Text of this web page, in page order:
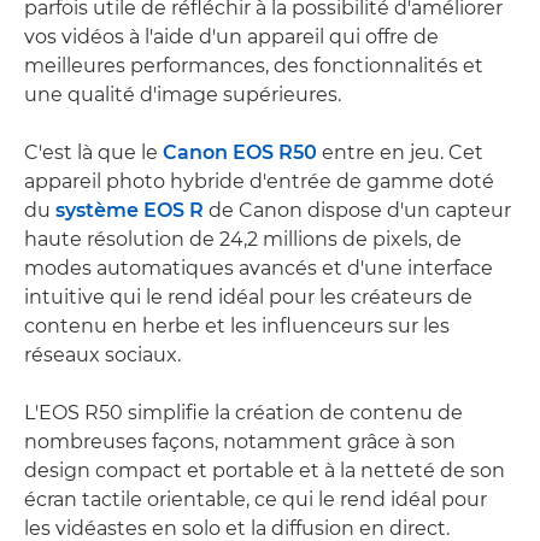
parfois utile de réfléchir à la possibilité d'améliorer
vos vidéos à l'aide d'un appareil qui offre de
meilleures performances, des fonctionnalités et
une qualité d'image supérieures.
C'est là que le Canon EOS R50 entre en jeu. Cet
appareil photo hybride d'entrée de gamme doté
du système EOS R de Canon dispose d'un capteur
haute résolution de 24,2 millions de pixels, de
modes automatiques avancés et d'une interface
intuitive qui le rend idéal pour les créateurs de
contenu en herbe et les influenceurs sur les
réseaux sociaux.
L'EOS R50 simplifie la création de contenu de
nombreuses façons, notamment grâce à son
design compact et portable et à la netteté de son
écran tactile orientable, ce qui le rend idéal pour
les vidéastes en solo et la diffusion en direct.